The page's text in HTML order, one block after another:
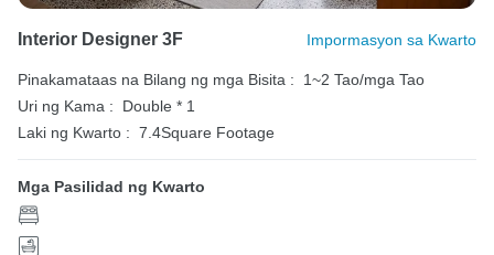
Interior Designer 3F Impormasyon sa Kwarto
Pinakamataas na Bilang ng mga Bisita :
1~2 Tao/mga Tao
Uri ng Kama :
Double * 1
Laki ng Kwarto : 7.4Square Footage
Mga Pasilidad ng Kwarto